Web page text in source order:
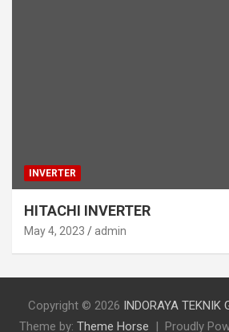
INVERTER
HITACHI INVERTER
May 4, 2023 admin
Copyright © 2026
INDORAYA TEKNIK
Theme by: Theme Horse Proudly